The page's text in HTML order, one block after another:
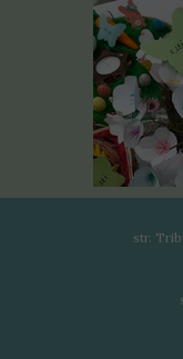
str.